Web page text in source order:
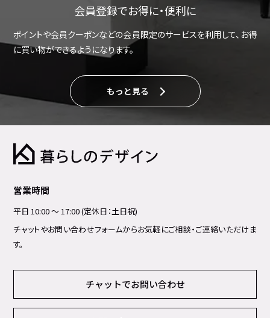
会員登録でお得に・便利に
ポイントや会員クーポンなどの会員限定のサービスを利用して、お得
に買い物ができるようになります。
もっと見る
営業時間
平日 10:00 ～ 17:00 (定休日：土日祝)
チャットやお問い合わせフォームからお気軽にご相談・ご連絡いただけま
す。
チャットでお問い合わせ